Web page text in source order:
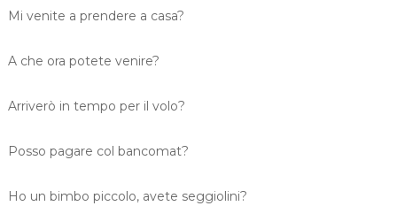
Mi venite a prendere a casa?
A che ora potete venire?
Arriverò in tempo per il volo?
Posso pagare col bancomat?
Ho un bimbo piccolo, avete seggiolini?